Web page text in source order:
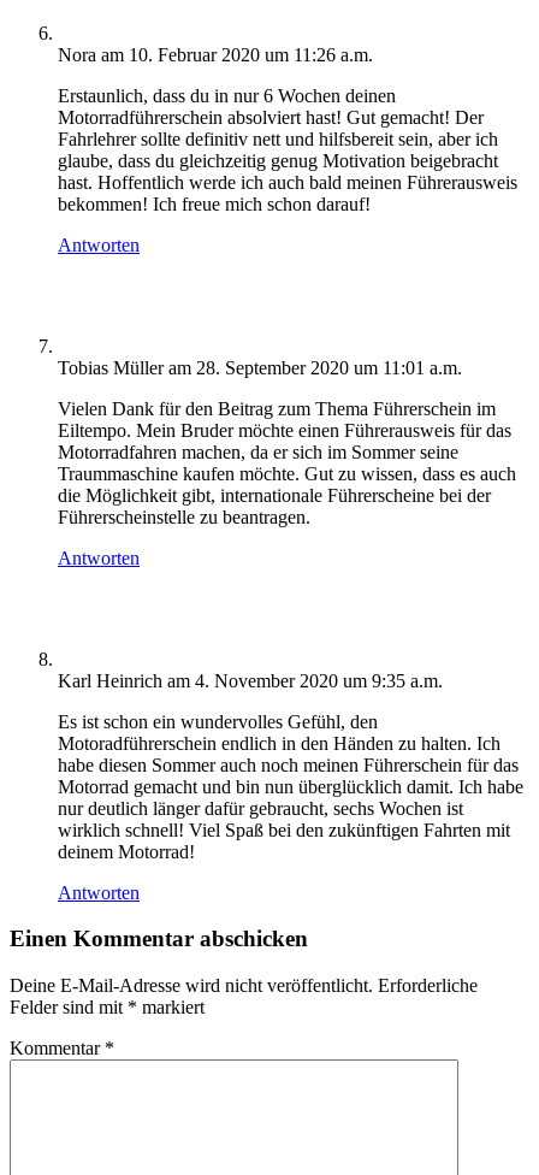
Nora am 10. Februar 2020 um 11:26 a.m.
Erstaunlich, dass du in nur 6 Wochen deinen
Motorradführerschein absolviert hast! Gut gemacht! Der
Fahrlehrer sollte definitiv nett und hilfsbereit sein, aber ich
glaube, dass du gleichzeitig genug Motivation beigebracht
hast. Hoffentlich werde ich auch bald meinen Führerausweis
bekommen! Ich freue mich schon darauf!
Antworten
Tobias Müller am 28. September 2020 um 11:01 a.m.
Vielen Dank für den Beitrag zum Thema Führerschein im
Eiltempo. Mein Bruder möchte einen Führerausweis für das
Motorradfahren machen, da er sich im Sommer seine
Traummaschine kaufen möchte. Gut zu wissen, dass es auch
die Möglichkeit gibt, internationale Führerscheine bei der
Führerscheinstelle zu beantragen.
Antworten
Karl Heinrich am 4. November 2020 um 9:35 a.m.
Es ist schon ein wundervolles Gefühl, den
Motoradführerschein endlich in den Händen zu halten. Ich
habe diesen Sommer auch noch meinen Führerschein für das
Motorrad gemacht und bin nun überglücklich damit. Ich habe
nur deutlich länger dafür gebraucht, sechs Wochen ist
wirklich schnell! Viel Spaß bei den zukünftigen Fahrten mit
deinem Motorrad!
Antworten
Einen Kommentar abschicken
Deine E-Mail-Adresse wird nicht veröffentlicht. Erforderliche
Felder sind mit * markiert
Kommentar *